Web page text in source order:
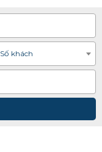
Số khách